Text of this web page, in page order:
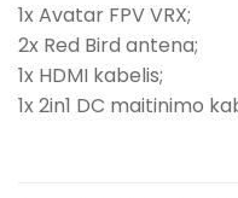
1x Avatar FPV VRX;
2x Red Bird antena;
1x HDMI kabelis;
1x 2in1 DC maitinimo